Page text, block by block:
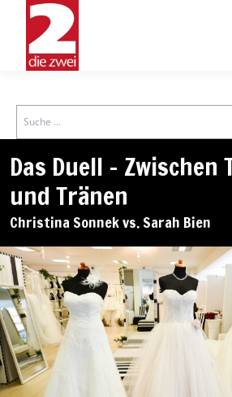
Search
Das Duell – Zwischen
und Tränen
Christina Sonnek vs. Sarah Bien